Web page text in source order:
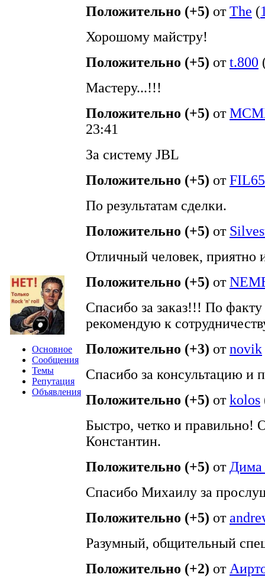
Основное
Сообщения
Темы
Репутация
Объявления
Положительно (+5) отThe (
Хорошому майстру!
Положительно (+5) отt.800
Мастеру...!!!
Положительно (+5) от
23:41
За систему JBL
Положительно (+5) отFIL65
По результатам сделки.
Положительно (+5) от
Отличный человек, приятно
Положительно (+5) от
Спасибо за заказ!!! По
рекомендую к
Положительно (+3) отnovik
Спасибо за консультацию и
Положительно (+5) отkolos
Быстро, четко и правильно!
Константин.
Положительно (+5) от
Спасибо Михаилу за
Положительно (+5) от
Разумный, общительный
Положительно (+2) от